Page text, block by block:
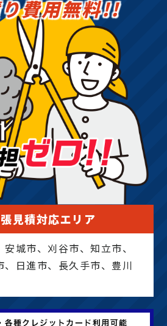
費用無料!!
見積対応エリア
城市、刈谷市、知立市、
、日進市、長久手市、豊川